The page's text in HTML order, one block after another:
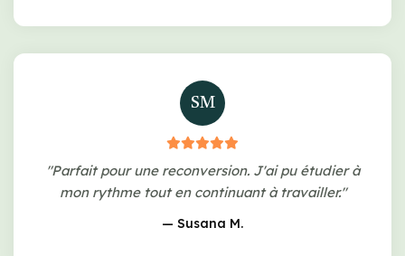
SM
"Parfait pour une reconversion. J'ai pu étudier à
mon rythme tout en continuant à travailler."
— Susana M.